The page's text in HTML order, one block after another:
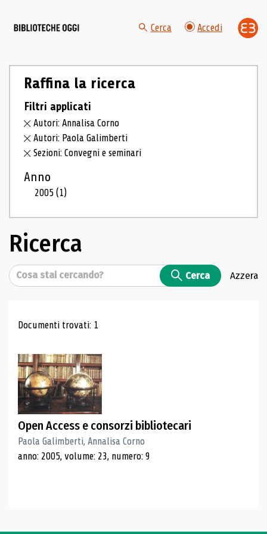
Cerca Accedi
Raffina la ricerca
Filtri applicati
Autori: Annalisa Corno
Autori: Paola Galimberti
Sezioni: Convegni e seminari
Anno
2005(1)
Ricerca
Cerca Cerca Azzera
Risultati di ricerca
Documenti trovati: 1
Open Access e consorzi bibliotecari
Paola Galimberti, Annalisa Corno
anno: 2005, volume: 23, numero: 9